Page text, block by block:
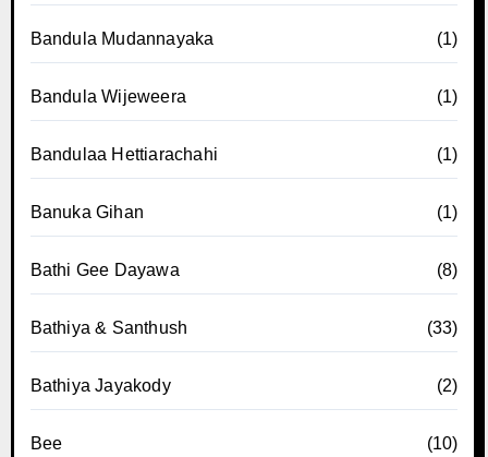
Bandula Mudannayaka (1)
Bandula Wijeweera (1)
Bandulaa Hettiarachahi (1)
Banuka Gihan (1)
Bathi Gee Dayawa (8)
Bathiya & Santhush (33)
Bathiya Jayakody (2)
Bee (10)